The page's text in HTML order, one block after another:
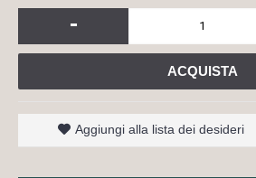
-
ACQUISTA
Aggiungi alla lista dei desideri